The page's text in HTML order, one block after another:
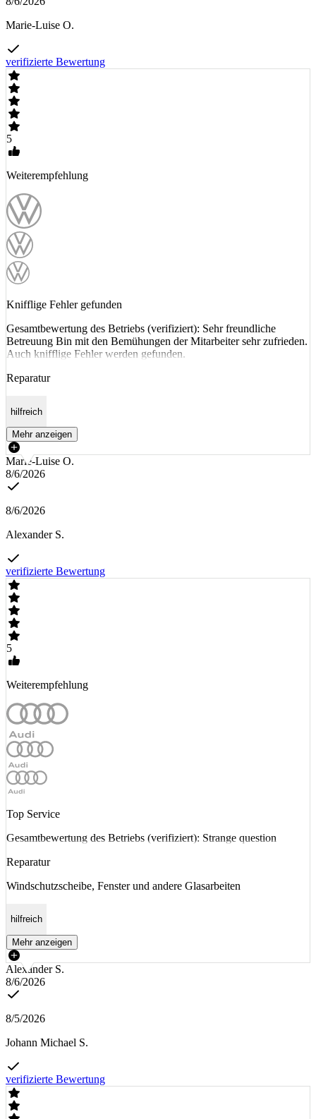
Marie-Luise O.
verifizierte Bewertung
5
Weiterempfehlung
Knifflige Fehler gefunden
Gesamtbewertung des Betriebs (verifiziert): Sehr freundliche
Betreuung Bin mit den Bemühungen der Mitarbeiter sehr zufrieden.
Auch knifflige Fehler werden gefunden.
Reparatur
hilfreich
Mehr anzeigen
Marie-Luise O.
8/6/2026
8/6/2026
Alexander S.
verifizierte Bewertung
5
Weiterempfehlung
Top Service
Gesamtbewertung des Betriebs (verifiziert): Strange question
Reparatur
Windschutzscheibe, Fenster und andere Glasarbeiten
hilfreich
Mehr anzeigen
Alexander S.
8/6/2026
8/5/2026
Johann Michael S.
verifizierte Bewertung